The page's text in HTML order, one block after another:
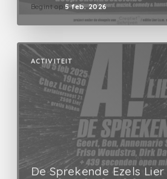
Begint op 5 feb. 2026
ACTIVITEIT
De Sprekende Ezels Lier